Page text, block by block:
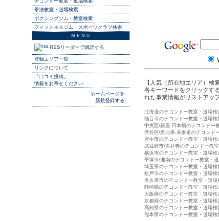
【人気（所在地エリア）検
各キーワードをクリックす
れた事業情報がリストアッ
北海道のテコンドー教室・道場検
仙台市のテコンドー教室・道場検
中央区/銀座,日本橋のテコンドー
渋谷区/恵比寿,表参道のテコンド
府中市のテコンドー教室・道場検
武蔵野市/吉祥寺のテコンドー教
横浜市のテコンドー教室・道場検
平塚市/湘南のテコンドー教室・
埼玉県のテコンドー教室・道場検
松戸市のテコンドー教室・道場検
名古屋市のテコンドー教室・道場
静岡県のテコンドー教室・道場検
大阪府のテコンドー教室・道場検
京都府のテコンドー教室・道場検
高知県のテコンドー教室・道場検
熊本県のテコンドー教室・道場検
拳法教室・道場検索
ボクシングジム・教室検索
フィットネスジム・スポーツクラブ検索
ＭＥＮＵ
RSSリーダーで購読する
登録エリア一覧
リンクについて
「口コミ投稿」
情報をお寄せください
ホームページを
新規登録する